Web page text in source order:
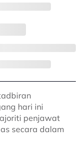
hari ini
penjawat
secara dalam